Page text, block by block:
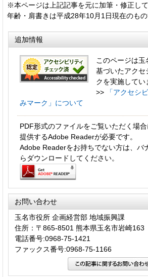
※本ページは上記記事を元に加筆・修正し
年齢・肩書きは平成28年10月1日現在のもの
追加情報
このページは玉
基づいたアクセ
クを実施してい
>>
「アクセシ
みマーク」について
PDF形式のファイルをご覧いただく場
提供するAdobe Readerが必要です。
Adobe Readerをお持ちでない方は、バ
らダウンロードしてください。
お問い合わせ
玉名市役所 企画経営部 地域振興課
住所：〒865-8501 熊本県玉名市岩崎163
電話番号:0968-75-1421
ファックス番号:0968-75-1166